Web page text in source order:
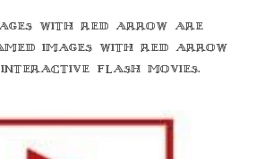
with red arrow are
images with red arrow
flash movies.